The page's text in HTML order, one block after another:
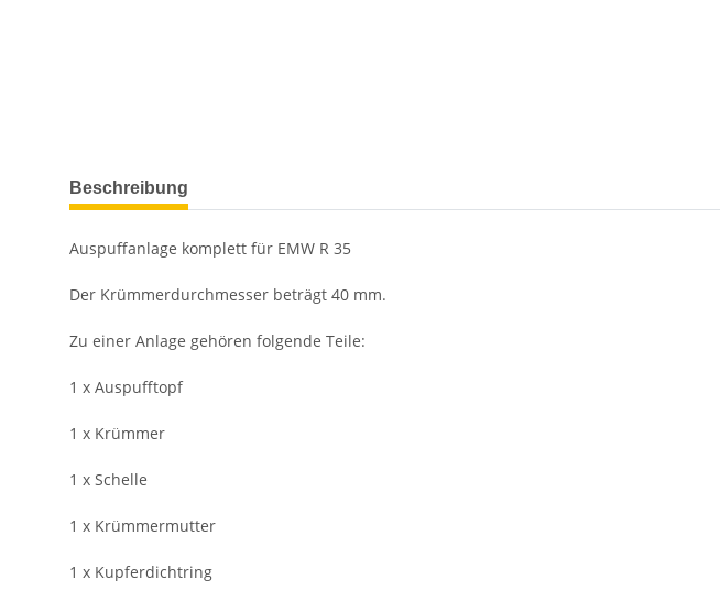
weitere Registerkarten anzeigen
Beschreibung
Auspuffanlage komplett für EMW R 35
Der Krümmerdurchmesser beträgt 40 mm.
Zu einer Anlage gehören folgende Teile:
1 x Auspufftopf
1 x Krümmer
1 x Schelle
1 x Krümmermutter
1 x Kupferdichtring